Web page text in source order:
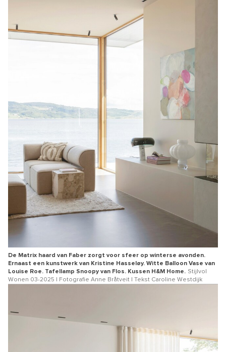
De Matrix haard van Faber zorgt voor sfeer op winterse avonden.
Ernaast een kunstwerk van Kristine Hasseløy. Witte Balloon Vase van
Louise Roe. Tafellamp Snoopy van Flos. Kussen H&M Home. Stijlvol
Wonen 03-2025 | Fotografie Anne Bråtveit | Tekst Caroline Westdijk